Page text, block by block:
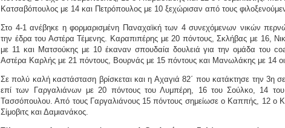
Κατσαβόπουλος με 14 και Πετρόπουλος με 10 ξεχώρισαν από τους
Στο 4-1 ανέβηκε η φορμαρισμένη Παναχαϊκή των 4 συνεχόμενων νικών
την έδρα του Αστέρα Τέμενης. Καραπιπέρης με 20 πόντους, Σκλήβας με 16,
με 11 και Ματσούκης με 10 έκαναν σπουδαία δουλειά για την ομάδα του
Αστέρα Καρλής με 21 πόντους, Βουρνάς με 15 πόντους και Μανωλάκης με 14 οι
Σε πολύ καλή καστάσταση βρίσκεται και η Αχαγιά 82΄ που κατάκτησε την 3η
επί των Γαργαλιάνων με 20 πόντους του Λυμπέρη, 16 του Σούλκο, 14 του
Τασσόπουλου. Από τους Γαργαλιάνους 15 πόντους σημείωσε ο Καππής, 12 ο
Σίμοβιτς και Δαμιανάκος.